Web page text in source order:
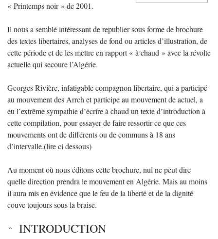
« Printemps noir » de 2001.
Il nous a semblé intéressant de republier sous forme de brochure
des textes libertaires, analyses de fond ou articles d’illustration, de
cette période et de les mettre en rapport « à chaud » avec la révolte
actuelle qui secoure l’Algérie.
Georges Rivière, infatigable compagnon libertaire, qui a participé
au mouvement des Arrch et participe au mouvement de actuel, a
eu l’extrême sympathie d’écrire à chaud un texte d’introduction à
cette compilation, pour essayer de faire ressortir ce que ces
mouvements ont de différents ou de communs à 18 ans
d’intervalle.(lire ci dessous)
Au moment où nous éditons cette brochure, nul ne peut dire
quelle direction prendra le mouvement en Algérie. Mais au moins
il aura mis en évidence que le feu de la liberté et de la dignité
couve toujours sous la braise.
INTRODUCTION